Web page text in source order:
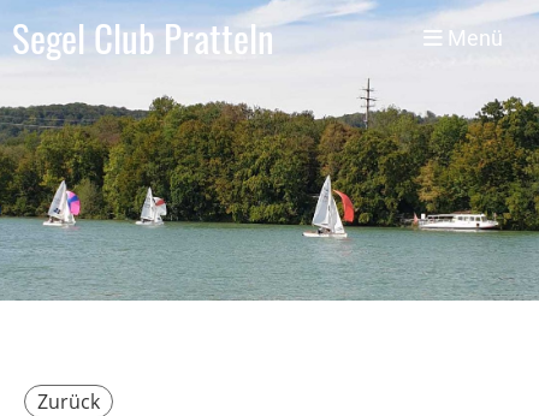
Segel Club Pratteln Menü
Zurück